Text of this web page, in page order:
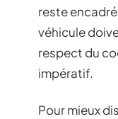
reste
véhicule
respect du
impératif.
Pour mieux